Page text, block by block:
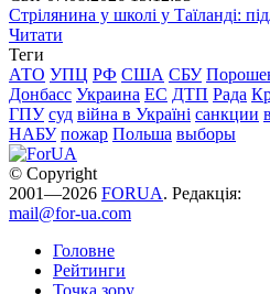
Стрілянина у школі у Таїланді:
Читати
Теги
АТО УПЦ РФ США СБУ
Донбасс Украина ЕС ДТП Рада
ГПУ суд війна в Україні санкции
НАБУ пожар Польша выборы
© Copyright
2001—2026 FORUA. Редакція:
mail@for-ua.com
Головне
Рейтинги
Точка зору